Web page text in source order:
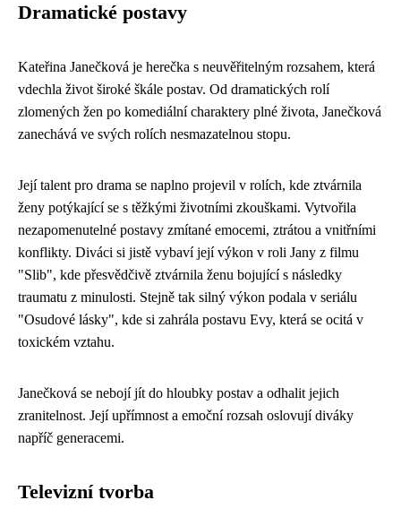
Dramatické postavy
Kateřina Janečková je herečka s neuvěřitelným rozsahem, která
vdechla život široké škále postav. Od dramatických rolí
zlomených žen po komediální charaktery plné života, Janečková
zanechává ve svých rolích nesmazatelnou stopu.
Její talent pro drama se naplno projevil v rolích, kde ztvárnila
ženy potýkající se s těžkými životními zkouškami. Vytvořila
nezapomenutelné postavy zmítané emocemi, ztrátou a vnitřními
konflikty. Diváci si jistě vybaví její výkon v roli Jany z filmu
"Slib", kde přesvědčivě ztvárnila ženu bojující s následky
traumatu z minulosti. Stejně tak silný výkon podala v seriálu
"Osudové lásky", kde si zahrála postavu Evy, která se ocitá v
toxickém vztahu.
Janečková se nebojí jít do hloubky postav a odhalit jejich
zranitelnost. Její upřímnost a emoční rozsah oslovují diváky
napříč generacemi.
Televizní tvorba